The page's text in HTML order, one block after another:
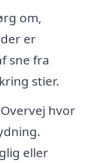
om,
er
sne fra
stier.
Overvej hvor
eller